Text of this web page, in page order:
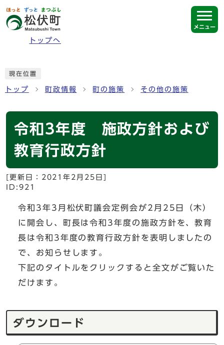
ページの先頭です
トップへ
メニュー
現在位置
トップ 町政情報 町の施策 その他の施策
令和3年度 施政方針および
教育行政方針
[更新日： 2021年2月25日
ID:921
令和3年3月松伏町議会定例会が2月25日（木）
に開会し、町長は令和3年度の施政方針を、教育
長は令和3年度の教育行政方針を表明しましたの
で、お知らせします。
下記のタイトルをクリックすると全文がご覧いた
だけます。
ダウンロード